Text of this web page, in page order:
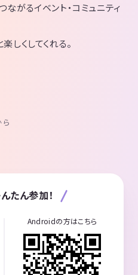
がるイベント・コミュニティ
しくしてくれる。
たん参加！
Androidの方はこちら